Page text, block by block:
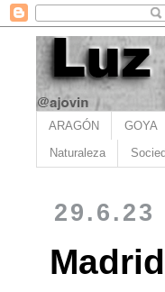
ARAGÓN GOYA
Naturaleza
29.6.23